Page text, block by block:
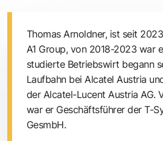
Thomas Arnoldner, ist seit
A1 Group, von 2018-2023 war
studierte Betriebswirt begann
Laufbahn bei Alcatel Austria
der Alcatel-Lucent Austria AG.
war er Geschäftsführer der T-
GesmbH.